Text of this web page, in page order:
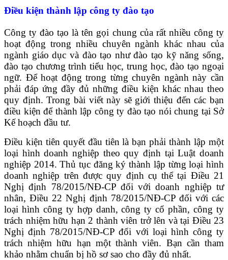
Điều kiện thành lập công ty đào tạo
Công ty đào tạo là tên gọi chung của rất nhiều công ty
hoạt động trong nhiều chuyên ngành khác nhau của
ngành giáo dục và đào tạo như đào tạo kỹ năng sống,
đào tạo chương trình tiểu học, trung học, đào tạo ngoại
ngữ. Để hoạt động trong từng chuyên ngành này cần
phải đáp ứng đầy đủ những điều kiện khác nhau theo
quy định. Trong bài viết này sẽ giới thiệu đến các bạn
điều kiện để thành lập công ty đào tạo nói chung tại Sở
Kế hoạch đầu tư.
Điều kiện tiên quyết đầu tiên là bạn phải thành lập một
loại hình doanh nghiệp theo quy định tại Luật doanh
nghiệp 2014. Thủ tục đăng ký thành lập từng loại hình
doanh nghiệp trên được quy định cụ thể tại Điều 21
Nghị định 78/2015/NĐ-CP đối với doanh nghiệp tư
nhân, Điều 22 Nghị định 78/2015/NĐ-CP đối với các
loại hình công ty hợp danh, công ty cổ phần, công ty
trách nhiệm hữu hạn 2 thành viên trở lên và tại Điều 23
Nghị định 78/2015/NĐ-CP đối với loại hình công ty
trách nhiệm hữu hạn một thành viên. Bạn cần tham
khảo nhằm chuẩn bị hồ sơ sao cho đầy đủ nhất.